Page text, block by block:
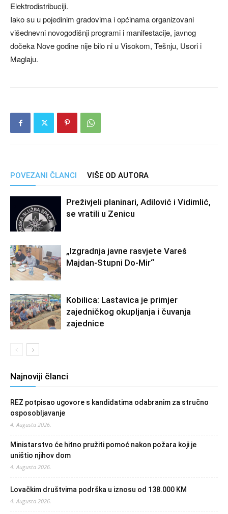
Elektrodistribuciji.
Iako su u pojedinim gradovima i općinama organizovani
višednevni novogodišnji programi i manifestacije, javnog
dočeka Nove godine nije bilo ni u Visokom, Tešnju, Usori i
Maglaju.
POVEZANI ČLANCI VIŠE OD AUTORA
Preživjeli planinari, Adilović i Vidimlić,
se vratili u Zenicu
„Izgradnja javne rasvjete Vareš
Majdan-Stupni Do-Mir“
Kobilica: Lastavica je primjer
zajedničkog okupljanja i čuvanja
zajednice
Najnoviji članci
REZ potpisao ugovore s kandidatima odabranim za stručno
osposobljavanje
4. Augusta 2026.
Ministarstvo će hitno pružiti pomoć nakon požara koji je
uništio njihov dom
4. Augusta 2026.
Lovačkim društvima podrška u iznosu od 138.000 KM
4. Augusta 2026.